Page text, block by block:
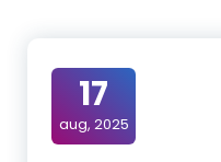
17
aug, 2025